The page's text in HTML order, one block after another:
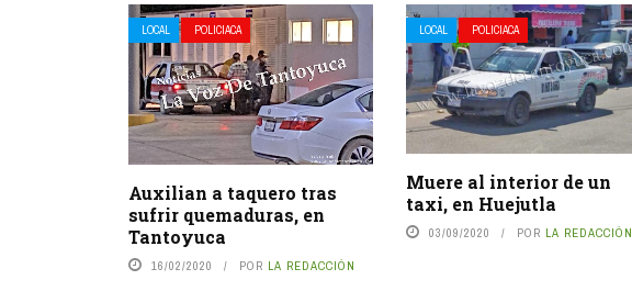
LOCAL POLICIACA
Auxilian a taquero tras
sufrir quemaduras, en
Tantoyuca
16/02/2020 POR LA REDACCIÓN
LOCAL POLICIACA
Muere al interior de un
taxi, en Huejutla
03/09/2020 POR LA REDACCIÓN